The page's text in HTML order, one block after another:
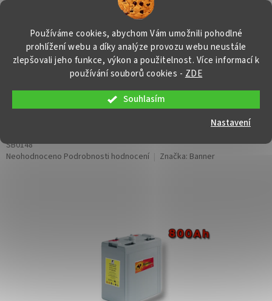
Používáme cookies, abychom Vám umožnili pohodlné
prohlížení webu a díky analýze provozu webu neustále
zlepšovali jeho funkce, výkon a použitelnost. Více informací k
používání souborů cookies - ZDE
Souhlasím
Nastavení
Přejít
KOŠÍK
Stand by Bull Cell SCG 2-800,
SB0148
Průměrné
Neohodnoceno Podrobnosti hodnocení Značka: Banner